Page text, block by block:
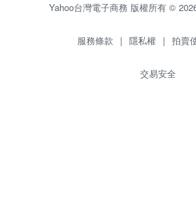
Yahoo台灣電子商務 版權所有 ©
服務條款 | 隱私權 | 拍賣
交易安全